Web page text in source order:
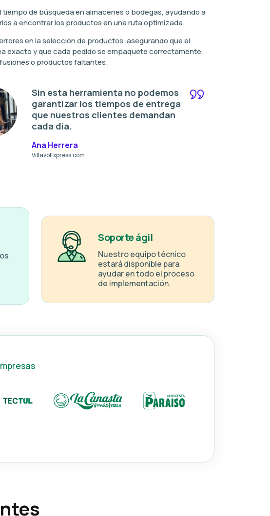
tiempo de búsqueda en almacenes o bodegas, ayudando a
a encontrar los productos en una ruta optimizada.
en la selección de productos, asegurando que el
exacto y que cada pedido se empaquete correctamente,
o productos faltantes.
Sin esta herramienta no podemos
garantizar los tiempos de entrega
que nuestros clientes demandan
cada día.
Ana Herrera
VillavoExpress.com
Soporte ágil
Nuestro equipo técnico
estará disponible para
ayudar en todo el proceso
de implementación.